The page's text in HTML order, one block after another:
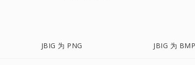
JBIG 为 PNG JBIG 为 BMP